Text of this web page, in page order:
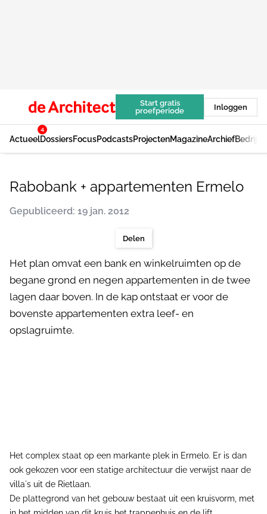
Start gratis
proefperiode
Inloggen
Actueel
4
DossiersFocusPodcastsProjectenMagazineArchief
Rabobank + appartementen Ermelo
Gepubliceerd: 19 jan. 2012
Delen
Het plan omvat een bank en winkelruimten op de
begane grond en negen appartementen in de twee
lagen daar boven. In de kap ontstaat er voor de
bovenste appartementen extra leef- en
opslagruimte.
Het complex staat op een markante plek in Ermelo. Er is dan
ook gekozen voor een statige architectuur die verwijst naar de
villa´s uit de Rietlaan.
De plattegrond van het gebouw bestaat uit een kruisvorm, met